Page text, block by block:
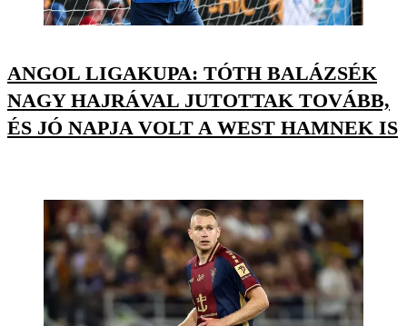
ANGOL LIGAKUPA: TÓTH BALÁZSÉK
NAGY HAJRÁVAL JUTOTTAK TOVÁBB,
ÉS JÓ NAPJA VOLT A WEST HAMNEK IS